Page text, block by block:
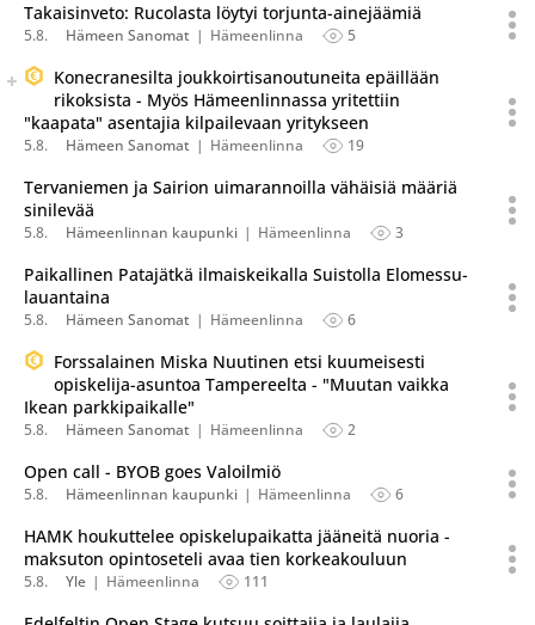
Takaisinveto: Rucolasta löytyi torjunta-ainejäämiä
5.8. Hämeen Sanomat Hämeenlinna 5
Seuraava uutinen on julkaistu useassa eri lähteessä.
Listaa uutisen kaikki versiot
Konecranesilta joukkoirtisanoutuneita epäillään
rikoksista - Myös Hämeenlinnassa yritettiin
"kaapata" asentajia kilpailevaan yritykseen
5.8. Hämeen Sanomat Hämeenlinna 19
Tervaniemen ja Sairion uimarannoilla vähäisiä määriä
sinilevää
5.8. Hämeenlinnan kaupunki Hämeenlinna 3
Paikallinen Patajätkä ilmaiskeikalla Suistolla Elomessu-
lauantaina
5.8. Hämeen Sanomat Hämeenlinna 6
Forssalainen Miska Nuutinen etsi kuumeisesti
opiskelija-asuntoa Tampereelta - "Muutan vaikka
Ikean parkkipaikalle"
5.8. Hämeen Sanomat Hämeenlinna 2
Open call - BYOB goes Valoilmiö
5.8. Hämeenlinnan kaupunki Hämeenlinna 6
HAMK houkuttelee opiskelupaikatta jääneitä nuoria -
maksuton opintoseteli avaa tien korkeakouluun
5.8. Yle Hämeenlinna 111